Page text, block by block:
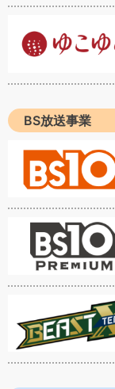
BS放送事業